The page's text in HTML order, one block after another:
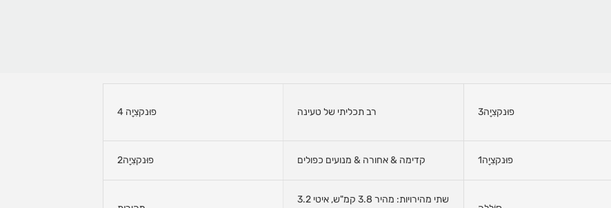
פוּנקצִיָה 4 רב תכליתי של טעינה פוּנקצִיָה3
פוּנקצִיָה2 קדימה & אחורה & מנועים כפולים פוּנקצִיָה1
שתי מהירויות: מהיר 3.8 קמ"ש, איטי 3.2